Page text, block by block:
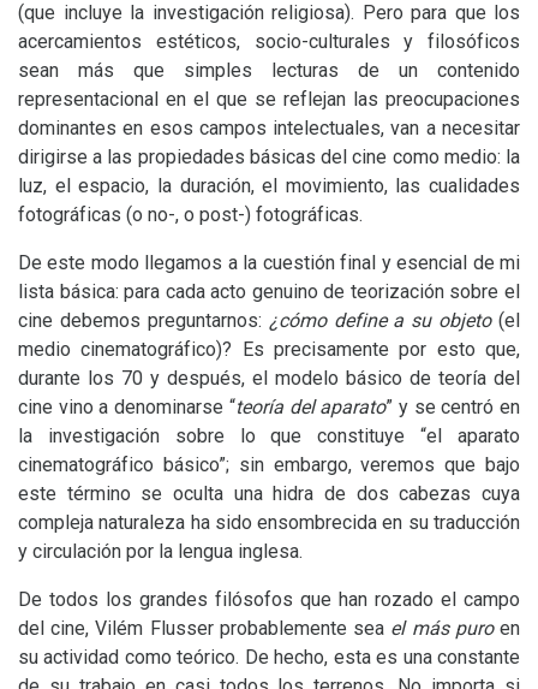
(que incluye la investigación religiosa). Pero para que los
acercamientos estéticos, socio-culturales y filosóficos
sean más que simples lecturas de un contenido
representacional en el que se reflejan las preocupaciones
dominantes en esos campos intelectuales, van a necesitar
dirigirse a las propiedades básicas del cine como medio: la
luz, el espacio, la duración, el movimiento, las cualidades
fotográficas (o no-, o post-) fotográficas.
De este modo llegamos a la cuestión final y esencial de mi
lista básica: para cada acto genuino de teorización sobre el
cine debemos preguntarnos: ¿cómo define a su objeto (el
medio cinematográfico)? Es precisamente por esto que,
durante los 70 y después, el modelo básico de teoría del
cine vino a denominarse “teoría del aparato” y se centró en
la investigación sobre lo que constituye “el aparato
cinematográfico básico”; sin embargo, veremos que bajo
este término se oculta una hidra de dos cabezas cuya
compleja naturaleza ha sido ensombrecida en su traducción
y circulación por la lengua inglesa.
De todos los grandes filósofos que han rozado el campo
del cine, Vilém Flusser probablemente sea el más puroen
su actividad como teórico. De hecho, esta es una constante